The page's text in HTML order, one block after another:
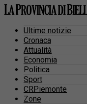
Ultime notizie
Cronaca
Attualità
Economia
Politica
Sport
CRPiemonte
Zone